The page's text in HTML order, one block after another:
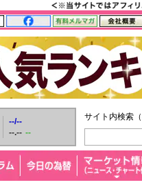
--/--
--.-- --
サイト内検索